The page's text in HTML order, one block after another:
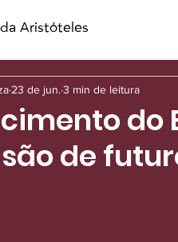
Aristóteles
do
de
23 de jun. 3 min de leitura